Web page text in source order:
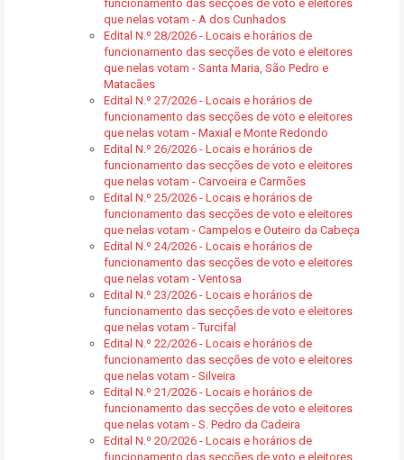
funcionamento das secções de voto e eleitores
que nelas votam - A dos Cunhados
Edital N.º 28/2026 - Locais e horários de
funcionamento das secções de voto e eleitores
que nelas votam - Santa Maria, São Pedro e
Matacães
Edital N.º 27/2026 - Locais e horários de
funcionamento das secções de voto e eleitores
que nelas votam - Maxial e Monte Redondo
Edital N.º 26/2026 - Locais e horários de
funcionamento das secções de voto e eleitores
que nelas votam - Carvoeira e Carmões
Edital N.º 25/2026 - Locais e horários de
funcionamento das secções de voto e eleitores
que nelas votam - Campelos e Outeiro da Cabeça
Edital N.º 24/2026 - Locais e horários de
funcionamento das secções de voto e eleitores
que nelas votam - Ventosa
Edital N.º 23/2026 - Locais e horários de
funcionamento das secções de voto e eleitores
que nelas votam - Turcifal
Edital N.º 22/2026 - Locais e horários de
funcionamento das secções de voto e eleitores
que nelas votam - Silveira
Edital N.º 21/2026 - Locais e horários de
funcionamento das secções de voto e eleitores
que nelas votam - S. Pedro da Cadeira
Edital N.º 20/2026 - Locais e horários de
funcionamento das secções de voto e eleitores